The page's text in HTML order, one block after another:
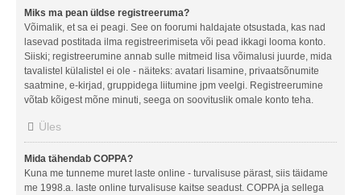
Miks ma pean üldse registreeruma?
Võimalik, et sa ei peagi. See on foorumi haldajate otsustada, kas nad
lasevad postitada ilma registreerimiseta või pead ikkagi looma konto.
Siiski; registreerumine annab sulle mitmeid lisa võimalusi juurde, mida
tavalistel külalistel ei ole - näiteks: avatari lisamine, privaatsõnumite
saatmine, e-kirjad, gruppidega liitumine jpm veelgi. Registreerumine
võtab kõigest mõne minuti, seega on soovituslik omale konto teha.
Üles
Mida tähendab COPPA?
Kuna me tunneme muret laste online - turvalisuse pärast, siis täidame
me 1998.a. laste online turvalisuse kaitse seadust. COPPA ja sellega